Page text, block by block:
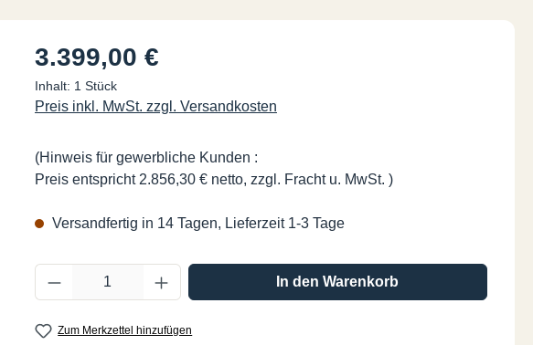
Regulärer Preis:
3.399,00 €
Inhalt: 1 Stück
Preis inkl. MwSt. zzgl. Versandkosten
(Hinweis für gewerbliche Kunden :
Preis entspricht 2.856,30 € netto, zzgl. Fracht u. MwSt. )
Versandfertig in 14 Tagen, Lieferzeit 1-3 Tage
Produkt Anzahl: Gib den gewünschten Wert ein
In den Warenkorb
Zum Merkzettel hinzufügen